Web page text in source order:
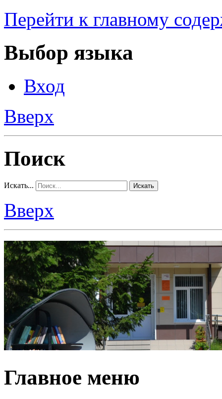
Перейти к главному
Выбор языка
Вход
Вверх
Поиск
Искать... Искать
Вверх
Главное меню